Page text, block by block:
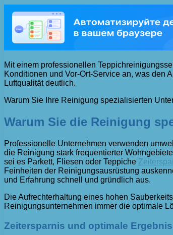
Mit einem professionellen
Konditionen und Vor-Ort-Service an, was den
Luftqualität deutlich.
Warum Sie Ihre Reinigung spezialisierten
Warum Sie die Reinigung
Professionelle Unternehmen verwenden
die Reinigung stark frequentierter
sei es Parkett, Fliesen oder Teppiche
Feinheiten der Reinigungsausrüstung
und Erfahrung schnell und gründlich aus.
Die Aufrechterhaltung eines hohen
Reinigungsunternehmen immer die optimale
Zeitersparnis und optimale